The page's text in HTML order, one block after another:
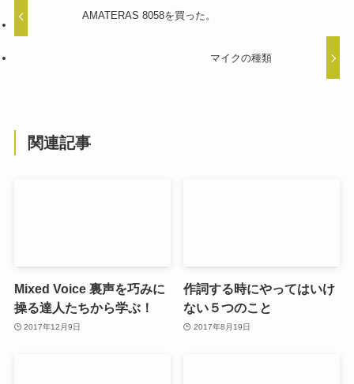
AMATERAS 8058を買った。
マイクの種類
関連記事
Mixed Voice 裏声を巧みに
操る達人たちから学ぶ！
2017年12月9日
作詞する時にやってはいけ
ない５つのこと
2017年8月19日